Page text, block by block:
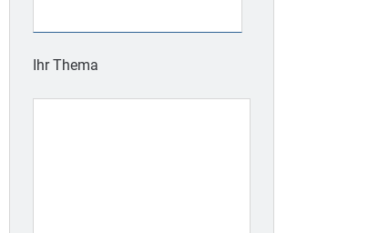
leer.
Ihr Thema